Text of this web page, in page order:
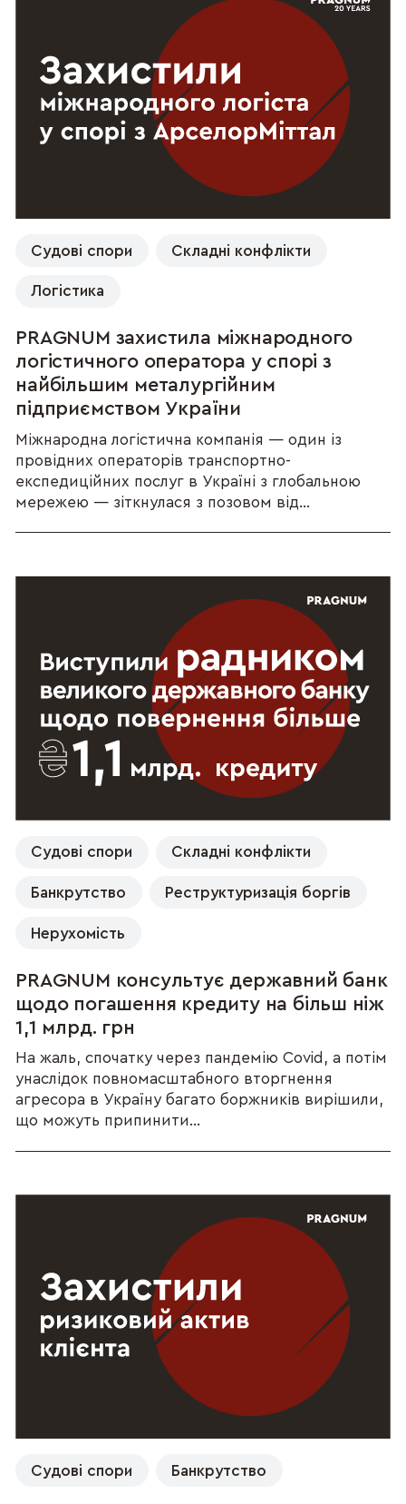
Судові спори Складні конфлікти
Логістика
PRAGNUM захистила міжнародного
логістичного оператора у спорі з
найбільшим металургійним
підприємством України
Міжнародна логістична компанія — один із
провідних операторів транспортно-
експедиційних послуг в Україні з глобальною
мережею — зіткнулася з позовом від...
Судові спори Складні конфлікти
Банкрутство Реструктуризація боргів
Нерухомість
PRAGNUM консультує державний банк
щодо погашення кредиту на більш ніж
1,1 млрд. грн
На жаль, спочатку через пандемію Covid, а потім
унаслідок повномасштабного вторгнення
агресора в Україну багато боржників вирішили,
що можуть припинити...
Судові спори Банкрутство